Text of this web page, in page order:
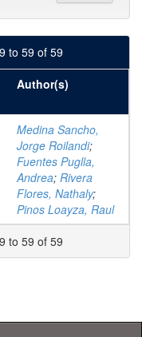
to 59 of 59
Author(s)
Medina Sancho,
Jorge Roilandi;
Fuentes Puglla,
Andrea; Rivera
Flores, Nathaly;
Pinos Loayza, Raul
to 59 of 59